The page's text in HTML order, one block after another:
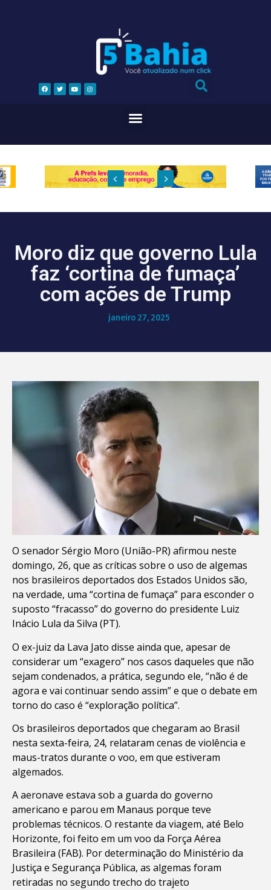
Moro diz que governo Lula
faz ‘cortina de fumaça’
com ações de Trump
janeiro 27, 2025
O senador Sérgio Moro (União-PR) afirmou neste
domingo, 26, que as críticas sobre o uso de algemas
nos brasileiros deportados dos Estados Unidos são,
na verdade, uma “cortina de fumaça” para esconder o
suposto “fracasso” do governo do presidente Luiz
Inácio Lula da Silva (PT).
O ex-juiz da Lava Jato disse ainda que, apesar de
considerar um “exagero” nos casos daqueles que não
sejam condenados, a prática, segundo ele, “não é de
agora e vai continuar sendo assim” e que o debate em
torno do caso é “exploração política”.
Os brasileiros deportados que chegaram ao Brasil
nesta sexta-feira, 24, relataram cenas de violência e
maus-tratos durante o voo, em que estiveram
algemados.
A aeronave estava sob a guarda do governo
americano e parou em Manaus porque teve
problemas técnicos. O restante da viagem, até Belo
Horizonte, foi feito em um voo da Força Aérea
Brasileira (FAB). Por determinação do Ministério da
Justiça e Segurança Pública, as algemas foram
retiradas no segundo trecho do trajeto